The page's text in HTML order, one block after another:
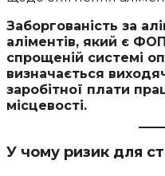
Заборгованість за
аліментів, який є
спрощеній системі
визначається
заробітної плати
місцевості.
У чому ризик для